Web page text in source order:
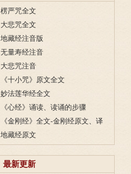
楞严咒全文
大悲咒全文
地藏经注音版
无量寿经注音
大悲咒注音
《十小咒》原文全文
妙法莲华经全文
《心经》诵读、读诵的步骤
《金刚经》全文-金刚经原文、译
文及释意
地藏经原文
最新更新